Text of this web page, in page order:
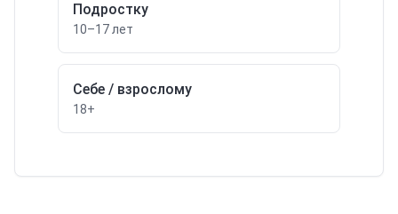
Подростку
10–17 лет
Себе / взрослому
18+